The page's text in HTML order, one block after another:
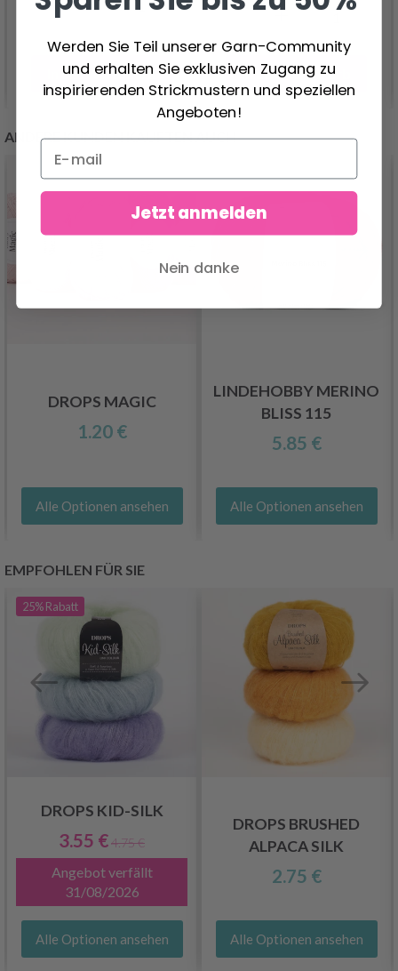
In den Warenkorb In den Warenkorb
ANDERE KUNDEN KAUFTEN AUCH
DROPS MAGIC
1.20 €
Alle Optionen ansehen
LINDEHOBBY MERINO
BLISS 115
5.85 €
Alle Optionen ansehen
EMPFOHLEN FÜR SIE
25%Rabatt
DROPS KID-SILK
3.55 €4.75 €
Angebot verfällt
31/08/2026
Alle Optionen ansehen
DROPS BRUSHED
ALPACA SILK
2.75 €
Alle Optionen ansehen
Werden Sie Teil unserer Garn-Community
und erhalten Sie exklusiven Zugang zu
inspirierenden Strickmustern und speziellen
Angeboten!
Jetzt anmelden
Nein danke